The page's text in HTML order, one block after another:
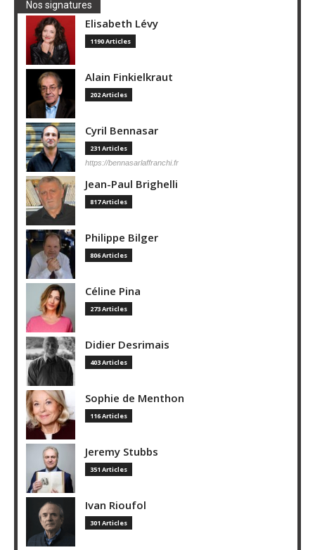
Nos signatures
Elisabeth Lévy
1190 Articles
Alain Finkielkraut
202 Articles
Cyril Bennasar
231 Articles
https://bennasarlaffranchi.fr
Jean-Paul Brighelli
817 Articles
Philippe Bilger
806 Articles
Céline Pina
273 Articles
Didier Desrimais
403 Articles
Sophie de Menthon
116 Articles
Jeremy Stubbs
351 Articles
Ivan Rioufol
301 Articles